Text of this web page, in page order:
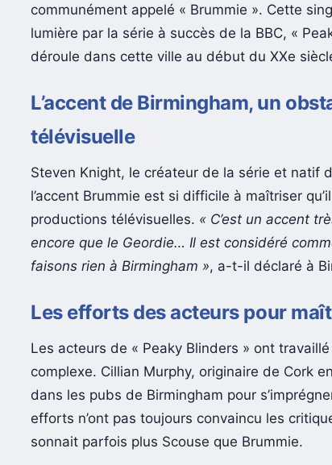
communément appelé « Brummie ». Cette
lumière par la série à succès de la BBC, «
déroule dans cette ville au début du XXe
L’accent de Birmingham, un
télévisuelle
Steven Knight, le créateur de la série et natif
l’accent Brummie est si difficile à maîtriser
productions télévisuelles. « C’est un accent
encore que le Geordie… Il est considéré
faisons rien à Birmingham », a-t-il déclaré à
Les efforts des acteurs pour
Les acteurs de « Peaky Blinders » ont
complexe. Cillian Murphy, originaire de Cork
dans les pubs de Birmingham pour
efforts n’ont pas toujours convaincu les
sonnait parfois plus Scouse que Brummie.